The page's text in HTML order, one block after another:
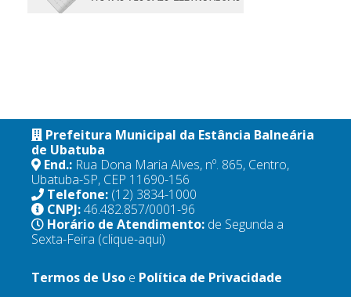
Prefeitura Municipal da Estância Balneária
de Ubatuba
End.: Rua Dona Maria Alves, nº. 865, Centro,
Ubatuba-SP, CEP 11690-156
Telefone: (12) 3834-1000
CNPJ:46.482.857/0001-96
Horário de Atendimento: de Segunda a
Sexta-Feira (clique-aqui)
Termos de Uso e Política de Privacidade